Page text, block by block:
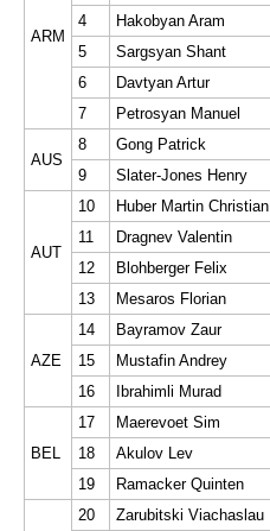
ARM
4
Hakobyan Aram
5
Sargsyan Shant
6
Davtyan Artur
7
Petrosyan Manuel
AUS
8
Gong Patrick
9
Slater-Jones Henry
AUT
10
Huber Martin Christian
11
Dragnev Valentin
12
Blohberger Felix
13
Mesaros Florian
AZE
14
Bayramov Zaur
15
Mustafin Andrey
16
Ibrahimli Murad
BEL
17
Maerevoet Sim
18
Akulov Lev
19
Ramacker Quinten
20
Zarubitski Viachaslau